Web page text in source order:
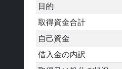
目的
取得資金合計
自己資金
借入金の内訳